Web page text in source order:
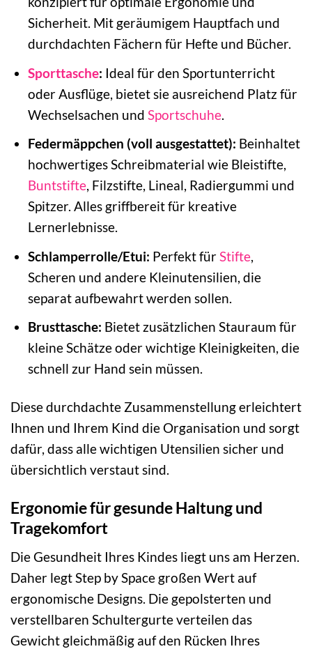
Sicherheit. Mit geräumigem Hauptfach und
durchdachten Fächern für Hefte und Bücher.
Sporttasche: Ideal für den Sportunterricht
oder Ausflüge, bietet sie ausreichend Platz für
Wechselsachen und Sportschuhe.
Federmäppchen (voll ausgestattet): Beinhaltet
hochwertiges Schreibmaterial wie Bleistifte,
Buntstifte, Filzstifte, Lineal, Radiergummi und
Spitzer. Alles griffbereit für kreative
Lernerlebnisse.
Schlamperrolle/Etui: Perfekt fürStifte,
Scheren und andere Kleinutensilien, die
separat aufbewahrt werden sollen.
Brusttasche: Bietet zusätzlichen Stauraum für
kleine Schätze oder wichtige Kleinigkeiten, die
schnell zur Hand sein müssen.
Diese durchdachte Zusammenstellung erleichtert
Ihnen und Ihrem Kind die Organisation und sorgt
dafür, dass alle wichtigen Utensilien sicher und
übersichtlich verstaut sind.
Ergonomie für gesunde Haltung und
Tragekomfort
Die Gesundheit Ihres Kindes liegt uns am Herzen.
Daher legt Step by Space großen Wert auf
ergonomische Designs. Die gepolsterten und
verstellbaren Schultergurte verteilen das
Gewicht gleichmäßig auf den Rücken Ihres